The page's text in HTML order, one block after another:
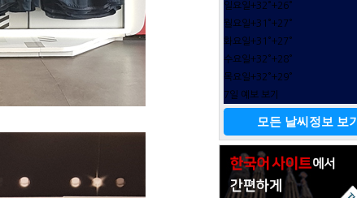
일요일+32°+26°
월요일+31°+27°
화요일+31°+27°
수요일+32°+28°
목요일+32°+29°
7일 예보 보기
모든 날씨정보 보기